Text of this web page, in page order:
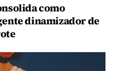
como
dinamizador de